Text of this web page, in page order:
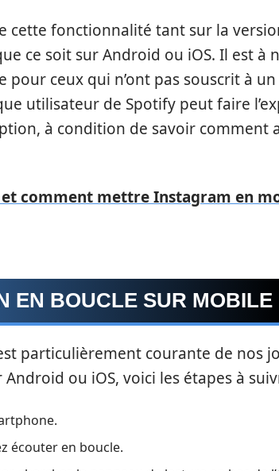
cette fonctionnalité tant sur la
ce soit sur Android ou iOS. Il est à
ceux qui n’ont pas souscrit à un
utilisateur de Spotify peut faire
à condition de savoir comment
comment mettre Instagram en
EN BOUCLE SUR MOBILE
particulièrement courante de nos
ou iOS, voici les étapes à
écouter en boucle.